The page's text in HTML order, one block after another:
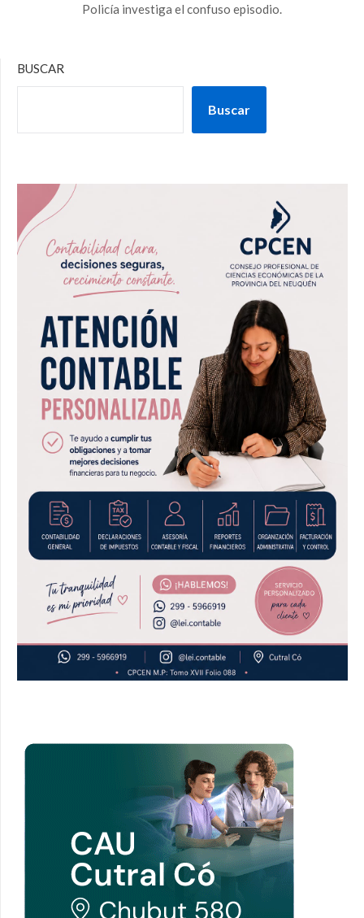
Policía investiga el confuso episodio.
BUSCAR
Buscar